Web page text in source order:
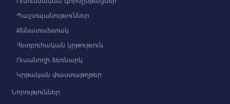
Պաշտպանություններ
Քննատախտակ
Հետբուհական կրթություն
Ուսանողի ձեռնարկ
Կրթական փաստաթղթեր
Նորություններ